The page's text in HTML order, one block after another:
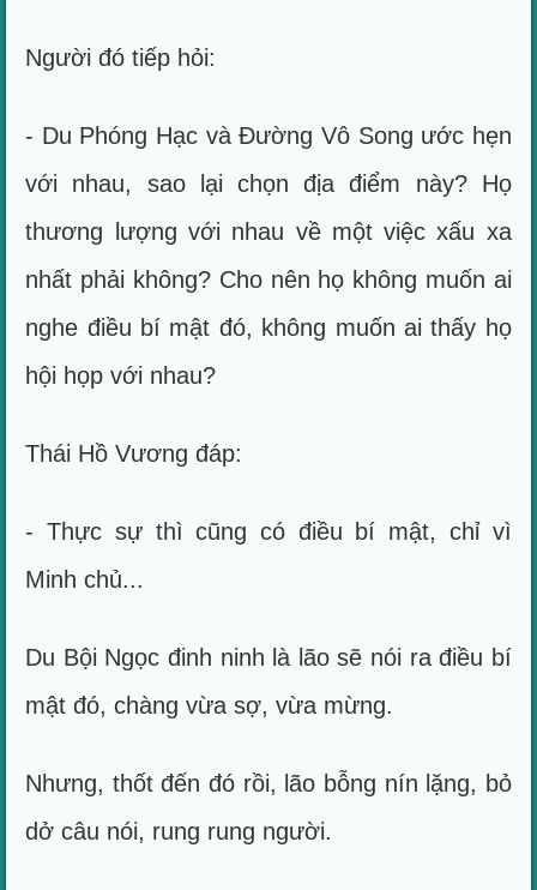
Người đó tiếp hỏi:
- Du Phóng Hạc và Đường Vô Song ước hẹn
với nhau, sao lại chọn địa điểm này? Họ
thương lượng với nhau về một việc xấu xa
nhất phải không? Cho nên họ không muốn ai
nghe điều bí mật đó, không muốn ai thấy họ
hội họp với nhau?
Thái Hồ Vương đáp:
- Thực sự thì cũng có điều bí mật, chỉ vì
Minh chủ...
Du Bội Ngọc đinh ninh là lão sẽ nói ra điều bí
mật đó, chàng vừa sợ, vừa mừng.
Nhưng, thốt đến đó rồi, lão bỗng nín lặng, bỏ
dở câu nói, rung rung người.